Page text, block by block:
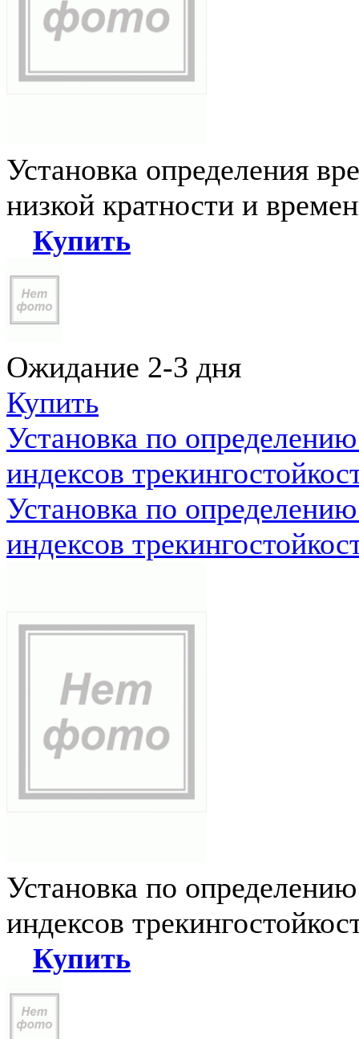
Установка определения
низкой кратности и
Купить
Ожидание 2-3 дня
Купить
Установка по
индексов
Установка по
индексов
Установка по
индексов
Купить